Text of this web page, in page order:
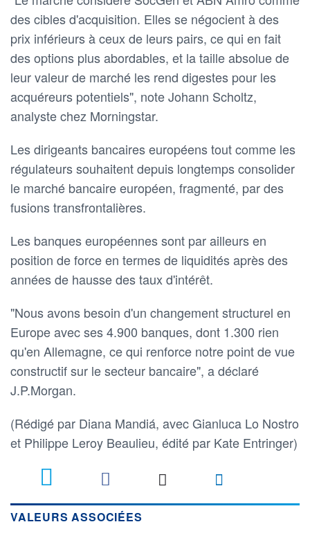
des cibles d'acquisition. Elles se négocient à des
prix inférieurs à ceux de leurs pairs, ce qui en fait
des options plus abordables, et la taille absolue de
leur valeur de marché les rend digestes pour les
acquéreurs potentiels", note Johann Scholtz,
analyste chez Morningstar.
Les dirigeants bancaires européens tout comme les
régulateurs souhaitent depuis longtemps consolider
le marché bancaire européen, fragmenté, par des
fusions transfrontalières.
Les banques européennes sont par ailleurs en
position de force en termes de liquidités après des
années de hausse des taux d'intérêt.
"Nous avons besoin d'un changement structurel en
Europe avec ses 4.900 banques, dont 1.300 rien
qu'en Allemagne, ce qui renforce notre point de vue
constructif sur le secteur bancaire", a déclaré
J.P.Morgan.
(Rédigé par Diana Mandiá, avec Gianluca Lo Nostro
et Philippe Leroy Beaulieu, édité par Kate Entringer)
VALEURS ASSOCIÉES